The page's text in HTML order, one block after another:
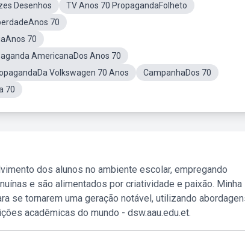
Desenhos
TV Anos 70 PropagandaFolheto
70
70
AmericanaDos Anos 70
Volkswagen 70 Anos
CampanhaDos 70
70
dos alunos no ambiente escolar, empregando
e são alimentados por criatividade e paixão. Minha
se tornarem uma geração notável, utilizando
acadêmicas do mundo - dsw.aau.edu.et.